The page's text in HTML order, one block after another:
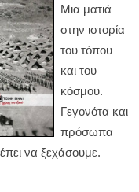
Μια ματιά
στην ιστορία
του τόπου
και του
κόσμου.
Γεγονότα και
πρόσωπα
να ξεχάσουμε.